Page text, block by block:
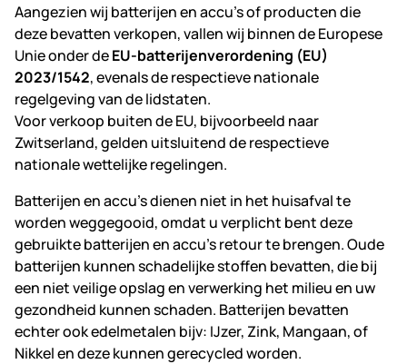
Aangezien wij batterijen en accu's of producten die
deze bevatten verkopen, vallen wij binnen de Europese
Unie onder deEU-batterijenverordening (EU)
2023/1542, evenals de respectieve nationale
regelgeving van de lidstaten.
Voor verkoop buiten de EU, bijvoorbeeld naar
Zwitserland, gelden uitsluitend de respectieve
nationale wettelijke regelingen.
Batterijen en accu's dienen niet in het huisafval te
worden weggegooid, omdat u verplicht bent deze
gebruikte batterijen en accu's retour te brengen. Oude
batterijen kunnen schadelijke stoffen bevatten, die bij
een niet veilige opslag en verwerking het milieu en uw
gezondheid kunnen schaden. Batterijen bevatten
echter ook edelmetalen bijv: IJzer, Zink, Mangaan, of
Nikkel en deze kunnen gerecycled worden.